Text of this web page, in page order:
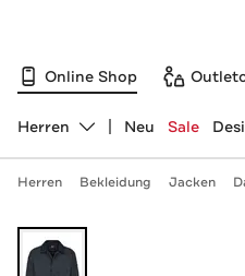
Online Shop
Abteilung ändern,
Herren Neu Sale
Herren Bekleidung Jacken